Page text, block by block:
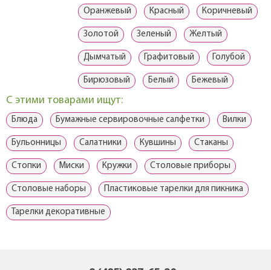
Оранжевый Красный Коричневый
Золотой Зеленый Желтый
Дымчатый Графитовый Голубой
Бирюзовый Белый Бежевый
С этими товарами ищут:
Блюда Бумажные сервировочные салфетки Вилки
Бульонницы Салатники Кувшины Стаканы
Стопки Миски Кружки Столовые приборы
Столовые наборы Пластиковые тарелки для пикника
Тарелки декоративные